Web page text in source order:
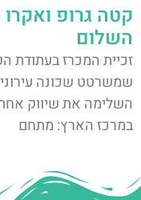
קטה גרופ
השלום
זכיית המכרז
שמשרטט שכונה
השלימה את שיווק
במרכז הארץ: מתחם